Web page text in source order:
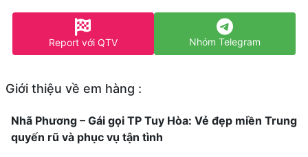
Report với QTV Nhóm Telegram
Giới thiệu về em hàng :
Nhã Phương – Gái gọi TP Tuy Hòa: Vẻ đẹp miền Trung
quyến rũ và phục vụ tận tình